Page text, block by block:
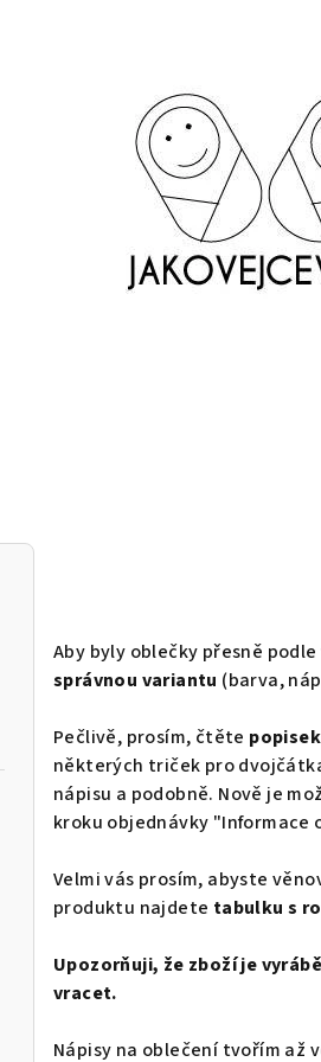
Aby byly oblečky přesně
správnou variantu (barva,
Pečlivě, prosím, čtěte
některých triček pro
nápisu a podobně. Nově je
kroku objednávky
Velmi vás prosím, abyste
produktu najdete tabulku s
Upozorňuji, že zboží je
vracet.
Nápisy na oblečení tvořím až